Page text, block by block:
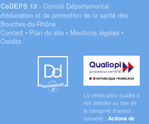
CoDEPS 13- Comité Départemental
d'éducation et de promotion de la santé des
Bouches-du-Rhône
Contact • Plan du site• Mentions légales•
Crédits
Qualiopi
La certification qualité a
été délivrée au titre de
la catégorie d'action
suivante :Actions de